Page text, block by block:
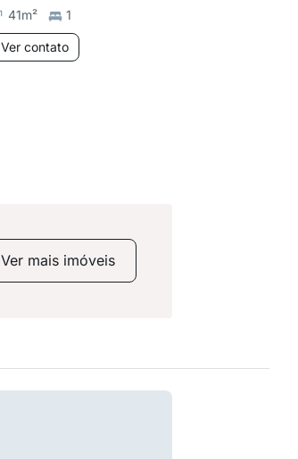
41m² 1
Ver contato
Ver mais imóveis